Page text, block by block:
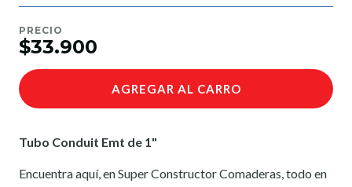
PRECIO
$33.900
AGREGAR AL CARRO
Tubo Conduit Emt de 1"
Encuentra aquí, en Super Constructor Comaderas, todo en